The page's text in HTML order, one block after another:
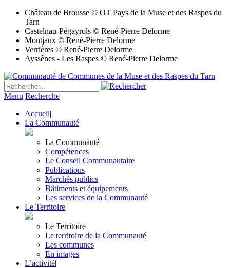
Château de Brousse © OT Pays de la Muse et des Raspes du
Tarn
Castelnau-Pégayrols © René-Pierre Delorme
Montjaux © René-Pierre Delorme
Verrières © René-Pierre Delorme
Ayssènes - Les Raspes © René-Pierre Delorme
Menu Recherche
Accueil|
La Communauté|
La Communauté
Compétences
Le Conseil Communautaire
Publications
Marchés publics
Bâtiments et équipements
Les services de la Communauté
Le Territoire|
Le Territoire
Le territoire de la Communauté
Les communes
En images
L’activité|